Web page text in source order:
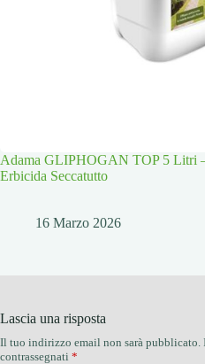
Adama GLIPHOGAN TOP 5 Litri
Erbicida Seccatutto
16 Marzo 2026
Lascia una risposta
Il tuo indirizzo email non sarà pubblicato.
contrassegnati *